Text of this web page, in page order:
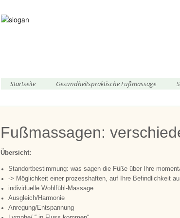
Startseite Gesundheitspraktische Fußmassage
Fußmassagen:
Übersicht:
Standortbestimmung: was sagen die Füße über Ihre
-> Möglichkeit einer prozesshaften, auf Ihre Befindlichkeit
individuelle Wohlfühl-Massage
Ausgleich/Harmonie
Anregung/Entspannung